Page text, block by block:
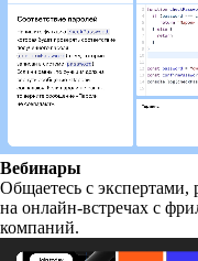
Вебинары
Общаетесь с экспертами,
на онлайн-встречах с
компаний.